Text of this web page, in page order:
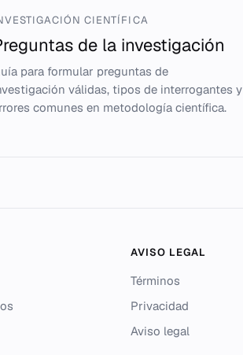
CIENTÍFICA
de la investigación
para formular preguntas de
válidas, tipos de interrogantes y
comunes en metodología científica.
AVISO LEGAL
Términos
Privacidad
Aviso legal